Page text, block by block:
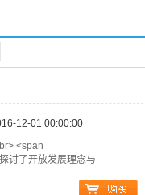
12-01 00:00:00
<span
讨了开放发展理念与